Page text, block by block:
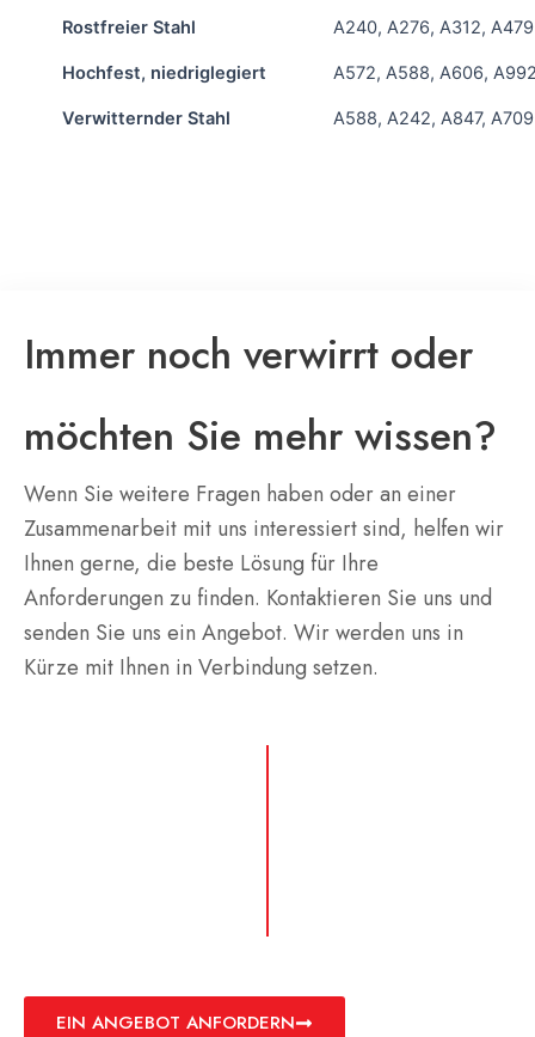
Rostfreier Stahl A240, A276, A312, A479
Hochfest, niedriglegiert A572, A588, A606,
Verwitternder Stahl A588, A242, A847, A709
Immer noch verwirrt oder
möchten Sie mehr wissen?
Wenn Sie weitere Fragen haben oder an einer
Zusammenarbeit mit uns interessiert sind, helfen wir
Ihnen gerne, die beste Lösung für Ihre
Anforderungen zu finden. Kontaktieren Sie uns und
senden Sie uns ein Angebot. Wir werden uns in
Kürze mit Ihnen in Verbindung setzen.
EIN ANGEBOT ANFORDERN